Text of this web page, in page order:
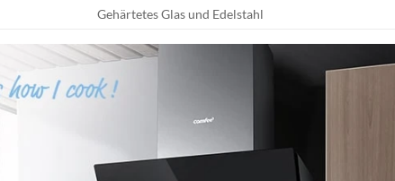
Gehärtetes Glas und Edelstahl